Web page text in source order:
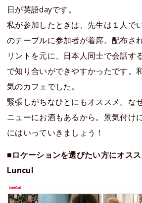
日が英語dayです。
私が参加したときは、先生は１人で
のテーブルに参加者が着席。配布さ
リントを元に、日本人同士で会話す
で知り合いができやすかったです。
気のカフェでした。
緊張しがちなひとにもオススメ。な
ニューにお酒もあるから。景気付け
にはいっていきましょう！
■ロケーションを選びたい方にオスス
Luncul